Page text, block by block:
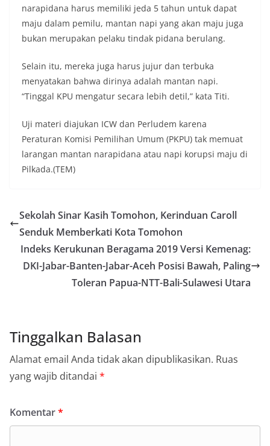
narapidana harus memiliki jeda 5 tahun untuk dapat
maju dalam pemilu, mantan napi yang akan maju juga
bukan merupakan pelaku tindak pidana berulang.
Selain itu, mereka juga harus jujur dan terbuka
menyatakan bahwa dirinya adalah mantan napi.
“Tinggal KPU mengatur secara lebih detil,” kata Titi.
Uji materi diajukan ICW dan Perludem karena
Peraturan Komisi Pemilihan Umum (PKPU) tak memuat
larangan mantan narapidana atau napi korupsi maju di
Pilkada.(TEM)
Sekolah Sinar Kasih Tomohon, Kerinduan Caroll
Senduk Memberkati Kota Tomohon
Indeks Kerukunan Beragama 2019 Versi Kemenag:
DKI-Jabar-Banten-Jabar-Aceh Posisi Bawah, Paling
Toleran Papua-NTT-Bali-Sulawesi Utara
Tinggalkan Balasan
Alamat email Anda tidak akan dipublikasikan. Ruas
yang wajib ditandai *
Komentar*